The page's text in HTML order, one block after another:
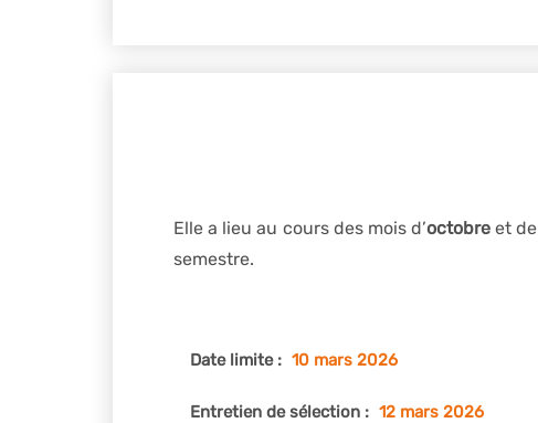
Elle a lieu au cours des mois d’octobreet de
semestre.
Date limite : 10 mars 2026
Entretien de sélection : 12 mars 2026